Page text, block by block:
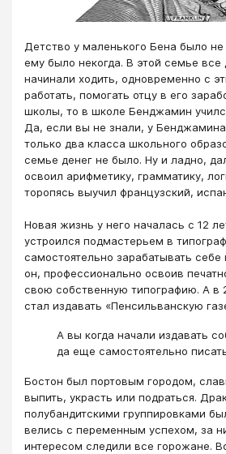
Детство у маленького Бена было не
ему было некогда. В этой семье все
начинали ходить, одновременно с
работать, помогать отцу в его
школы, то в школе Бенджамин
Да, если вы не знали, у
только два класса школьного
семье денег не было. Ну и ладно,
освоил арифметику, грамматику,
торопясь выучил французский,
Новая жизнь у него началась с 12
устроился подмастерьем в
самостоятельно зарабатывать себе
он, профессионально освоив
свою собственную типографию. А в
стал издавать «Пенсильванскую
А вы когда начали издавать
да еще самостоятельно
Бостон был портовым городом,
выпить, украсть или подраться.
полубандитскими группировками
велись с переменным успехом, за
интересом следили все горожане.